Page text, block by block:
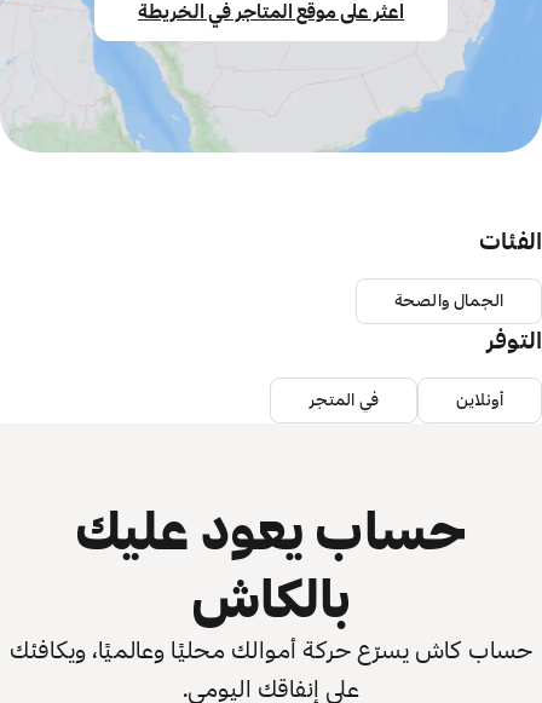
اعثر على موقع المتاجر في الخريطة
الفئات
الجمال والصحة
التوفر
أونلاين في المتجر
حساب يعود عليك
بالكاش
حساب كاش يسرّع حركة أموالك محليًا وعالميًا، ويكافئك
على إنفاقك اليومي.